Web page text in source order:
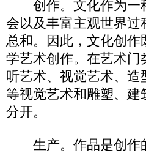
创作。文化作为一
会以及丰富主观世界
总和。因此，文化创
学艺术创作。在艺术
听艺术、视觉艺术、
等视觉艺术和雕塑、
分开。
生产。作品是创作